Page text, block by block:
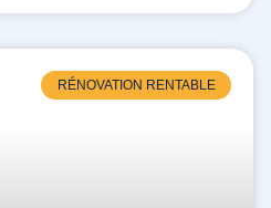
RÉNOVATION RENTABLE